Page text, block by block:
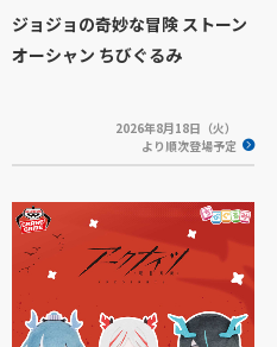
ジョジョの奇妙な冒険 ストーン
オーシャン ちびぐるみ
2026年8月18日（火）
より順次登場予定